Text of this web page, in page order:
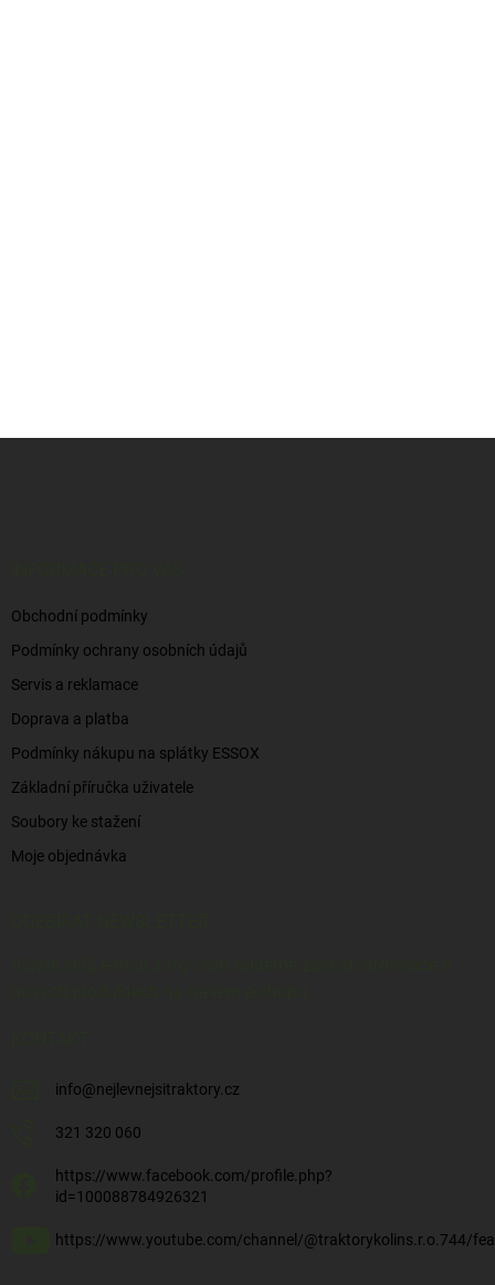
Obchodní podmínky
Podmínky ochrany osobních údajů
Servis a reklamace
Doprava a platba
Podmínky nákupu na splátky ESSOX
Základní příručka uživatele
Soubory ke stažení
Moje objednávka
info@nejlevnejsitraktory.cz
321 320 060
https://www.facebook.com/profile.php?
id=100088784926321
https://www.youtube.com/channel/@traktorykolins.r.o.744/